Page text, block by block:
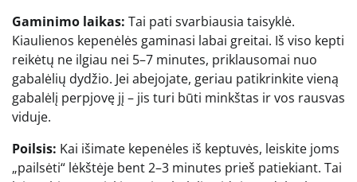
Gaminimo laikas: Tai pati svarbiausia taisyklė.
Kiaulienos kepenėlės gaminasi labai greitai. Iš viso kepti
reikėtų ne ilgiau nei 5–7 minutes, priklausomai nuo
gabalėlių dydžio. Jei abejojate, geriau patikrinkite vieną
gabalėlį perpjovę jį – jis turi būti minkštas ir vos rausvas
viduje.
Poilsis: Kai išimate kepenėles iš keptuvės, leiskite joms
„pailsėti“ lėkštėje bent 2–3 minutes prieš patiekiant. Tai